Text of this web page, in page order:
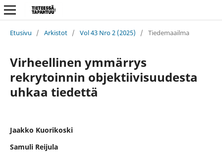
Etusivu / Arkistot / Vol 43 Nro 2 (2025) / Tiedemaailma
Virheellinen ymmärrys
rekrytoinnin objektiivisuudesta
uhkaa tiedettä
Jaakko Kuorikoski
Samuli Reijula